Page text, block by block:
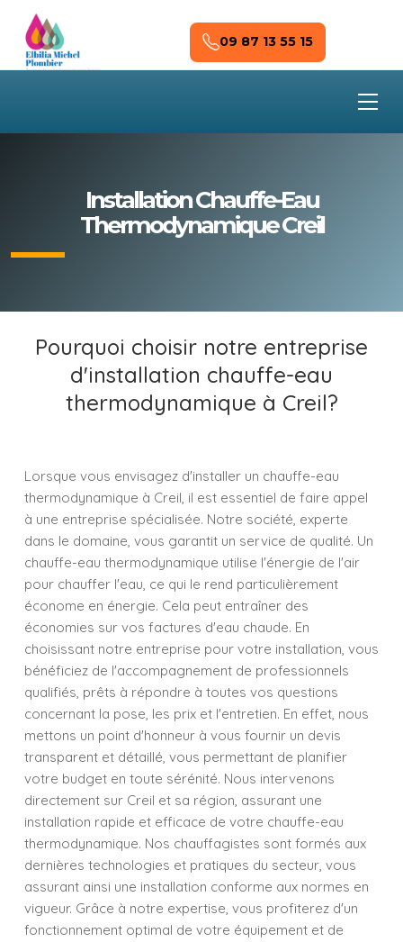
Skip to main content
09 87 13 55 15
Installation Chauffe-Eau
Thermodynamique Creil
Pourquoi choisir notre entreprise
d'installation chauffe-eau
thermodynamique à Creil?
Lorsque vous envisagez d'installer un chauffe-eau
thermodynamique à Creil, il est essentiel de faire appel
à une entreprise spécialisée. Notre société, experte
dans le domaine, vous garantit un service de qualité. Un
chauffe-eau thermodynamique utilise l'énergie de l'air
pour chauffer l'eau, ce qui le rend particulièrement
économe en énergie. Cela peut entraîner des
économies sur vos factures d'eau chaude. En
choisissant notre entreprise pour votre installation, vous
bénéficiez de l'accompagnement de professionnels
qualifiés, prêts à répondre à toutes vos questions
concernant la pose, les prix et l'entretien. En effet, nous
mettons un point d'honneur à vous fournir un devis
transparent et détaillé, vous permettant de planifier
votre budget en toute sérénité. Nous intervenons
directement sur Creil et sa région, assurant une
installation rapide et efficace de votre chauffe-eau
thermodynamique. Nos chauffagistes sont formés aux
dernières technologies et pratiques du secteur, vous
assurant ainsi une installation conforme aux normes en
vigueur. Grâce à notre expertise, vous profiterez d'un
fonctionnement optimal de votre équipement et de